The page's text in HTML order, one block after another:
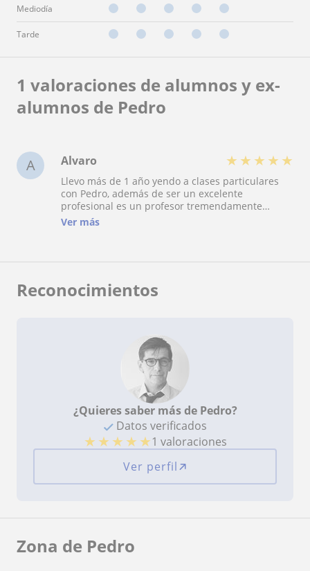
Mediodía
Tarde
1 valoraciones de alumnos y ex-
alumnos de Pedro
A Alvaro ★ ★ ★ ★ ★
Llevo más de 1 año yendo a clases particulares
con Pedro, además de ser un excelente
profesional es un profesor tremendamente
atento, dedicado y personal, hace sus clases
simulando situaciones reales. Totalmente
recomendable.
Ver más
Reconocimientos
¿Quieres saber más de Pedro?
Datos verificados
★ ★ ★ ★ ★1 valoraciones
Ver perfil
Zona de Pedro